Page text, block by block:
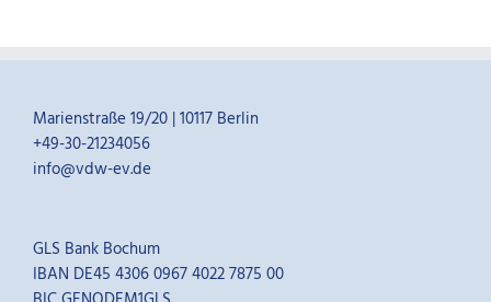
Marienstraße 19/20 | 10117 Berlin
+49-30-21234056
info@vdw-ev.de
GLS Bank Bochum
IBAN DE45 4306 0967 4022 7875 00